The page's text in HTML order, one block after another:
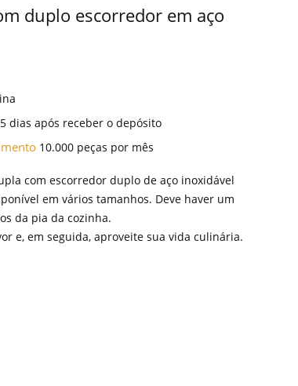
duplo escorredor em aço
dias após receber o depósito
10.000 peças por mês
com escorredor duplo de aço inoxidável
em vários tamanhos. Deve haver um
da pia da cozinha.
e, em seguida, aproveite sua vida culinária.